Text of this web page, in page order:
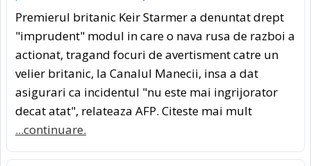
Premierul britanic Keir Starmer a denuntat drept
"imprudent" modul in care o nava rusa de razboi a
actionat, tragand focuri de avertisment catre un
velier britanic, la Canalul Manecii, insa a dat
asigurari ca incidentul "nu este mai ingrijorator
decat atat", relateaza AFP. Citeste mai mult
...continuare.